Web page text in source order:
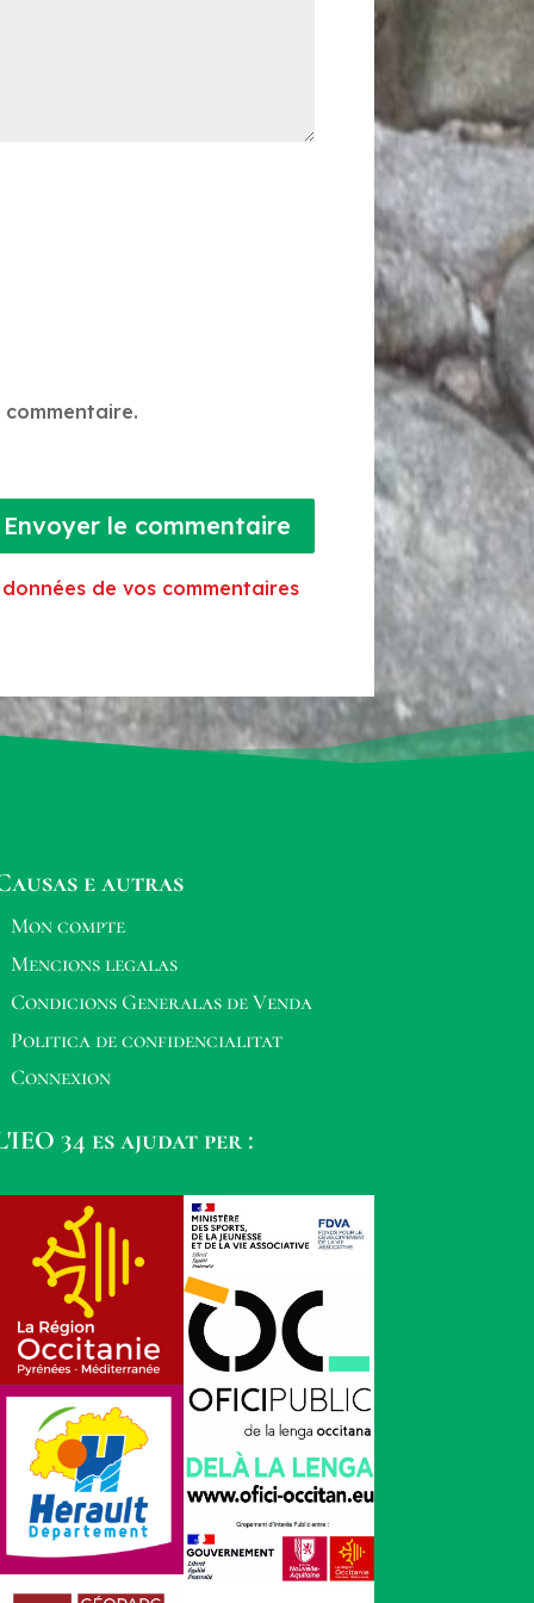
Envoyer le commentaire
de vos commentaires
e autras
Mon compte
Mencions legalas
Condicions Generalas de Venda
Politica de confidencialitat
Connexion
34 es ajudat per :